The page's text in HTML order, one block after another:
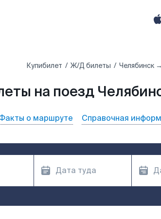
Купибилет Ж/Д билеты Челябинск
на поезд
о маршруте Справочная